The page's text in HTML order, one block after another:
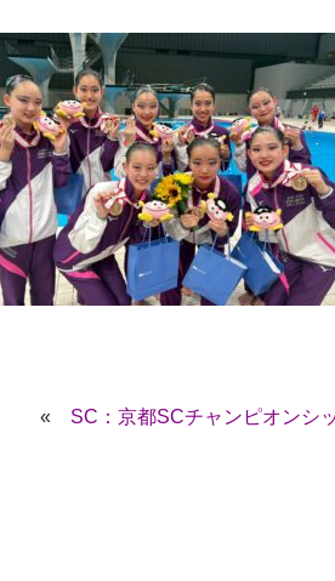
« SC：京都SCチャンピオンシ